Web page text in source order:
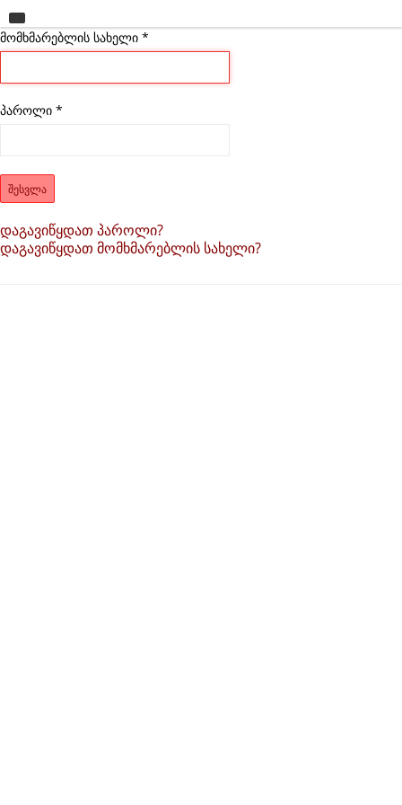
მთავარი
საგანმანათლებლო ერთეულები
კვლევა
კონტაქტი
მომხმარებლის სახელი *
პაროლი *
ᲨᲔᲡᲕᲚᲐ
დაგავიწყდათ პაროლი?
დაგავიწყდათ მომხმარებლის სახელი?